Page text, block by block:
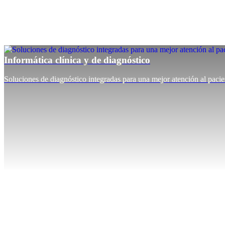
Informática clínica y de diagnóstico
Soluciones de diagnóstico integradas para una mejor atención al